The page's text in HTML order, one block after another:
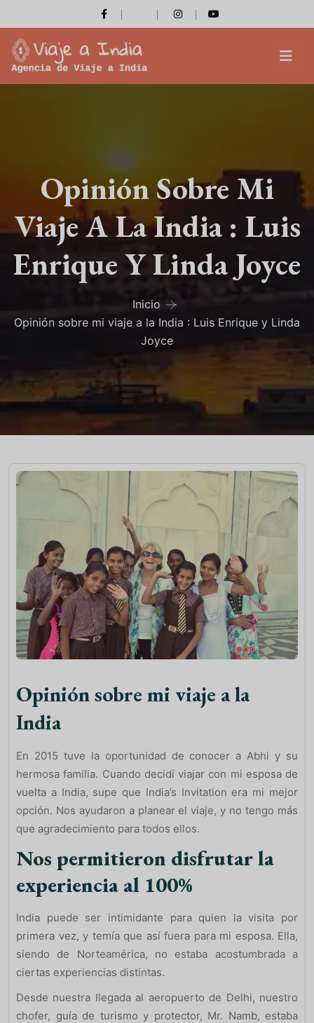
Opinión Sobre Mi
Viaje A La India : Luis
Enrique Y Linda Joyce
Inicio
Opinión sobre mi viaje a la India : Luis Enrique y Linda
Joyce
Opinión sobre mi viaje a la
India
En 2015 tuve la oportunidad de conocer a Abhi y su
hermosa familia. Cuando decidí viajar con mi esposa de
vuelta a India, supe que India’s Invitation era mi mejor
opción. Nos ayudaron a planear el viaje, y no tengo más
que agradecimiento para todos ellos.
Nos permitieron disfrutar la
experiencia al 100%
India puede ser intimidante para quien la visita por
primera vez, y temía que así fuera para mi esposa. Ella,
siendo de Norteamérica, no estaba acostumbrada a
ciertas experiencias distintas.
Desde nuestra llegada al aeropuerto de Delhi, nuestro
chofer, guía de turismo y protector, Mr. Namb, estaba